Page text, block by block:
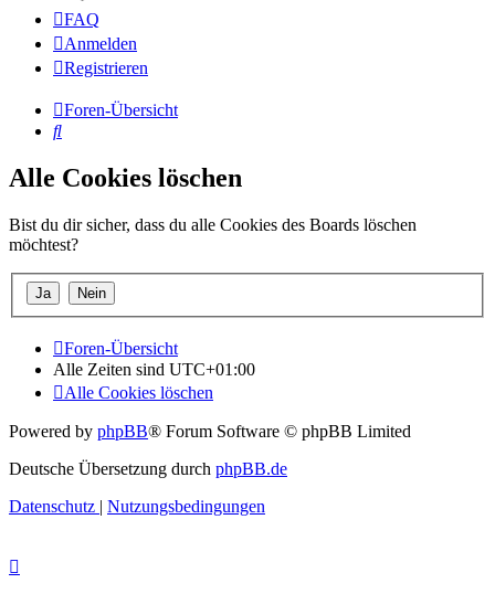
FAQ
Anmelden
Registrieren
Foren-Übersicht
Suche
Alle Cookies löschen
Bist du dir sicher, dass du alle Cookies des Boards löschen
möchtest?
Foren-Übersicht
Alle Zeiten sind UTC+01:00
Alle Cookies löschen
Powered by phpBB® Forum Software © phpBB Limited
Deutsche Übersetzung durch phpBB.de
Datenschutz | Nutzungsbedingungen